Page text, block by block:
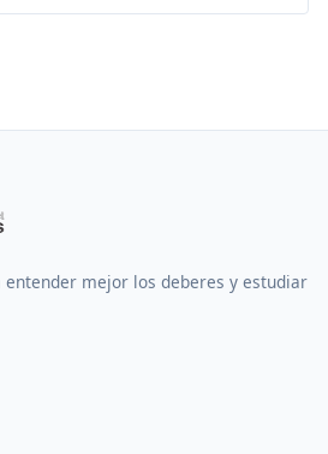
entender mejor los deberes y estudiar